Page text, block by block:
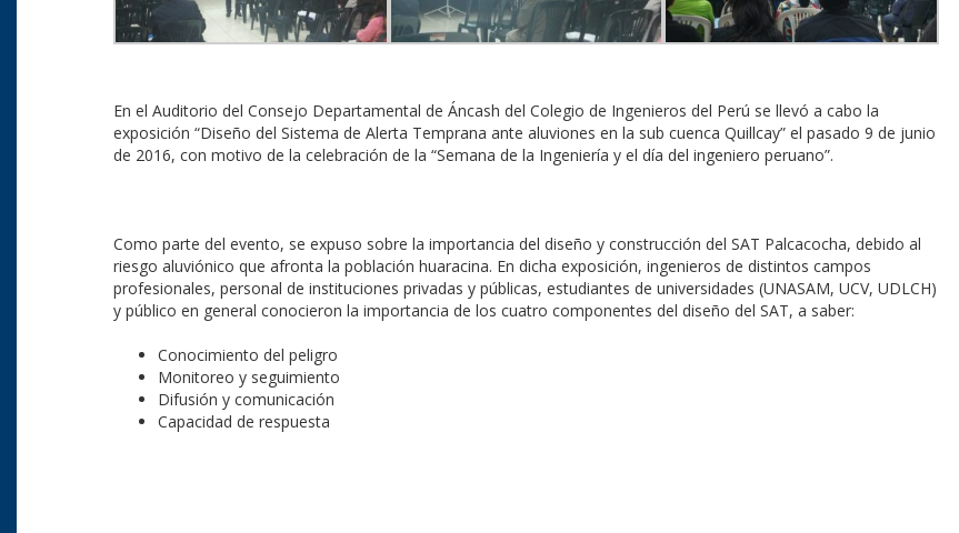
En el Auditorio del Consejo Departamental de Áncash del Colegio de Ingenieros del Perú se llevó a cabo la
exposición “Diseño del Sistema de Alerta Temprana ante aluviones en la sub cuenca Quillcay” el pasado 9 de junio
de 2016, con motivo de la celebración de la “Semana de la Ingeniería y el día del ingeniero peruano”.
Como parte del evento, se expuso sobre la importancia del diseño y construcción del SAT Palcacocha, debido al
riesgo aluviónico que afronta la población huaracina. En dicha exposición, ingenieros de distintos campos
profesionales, personal de instituciones privadas y públicas, estudiantes de universidades (UNASAM, UCV, UDLCH)
y público en general conocieron la importancia de los cuatro componentes del diseño del SAT, a saber:
Conocimiento del peligro
Monitoreo y seguimiento
Difusión y comunicación
Capacidad de respuesta